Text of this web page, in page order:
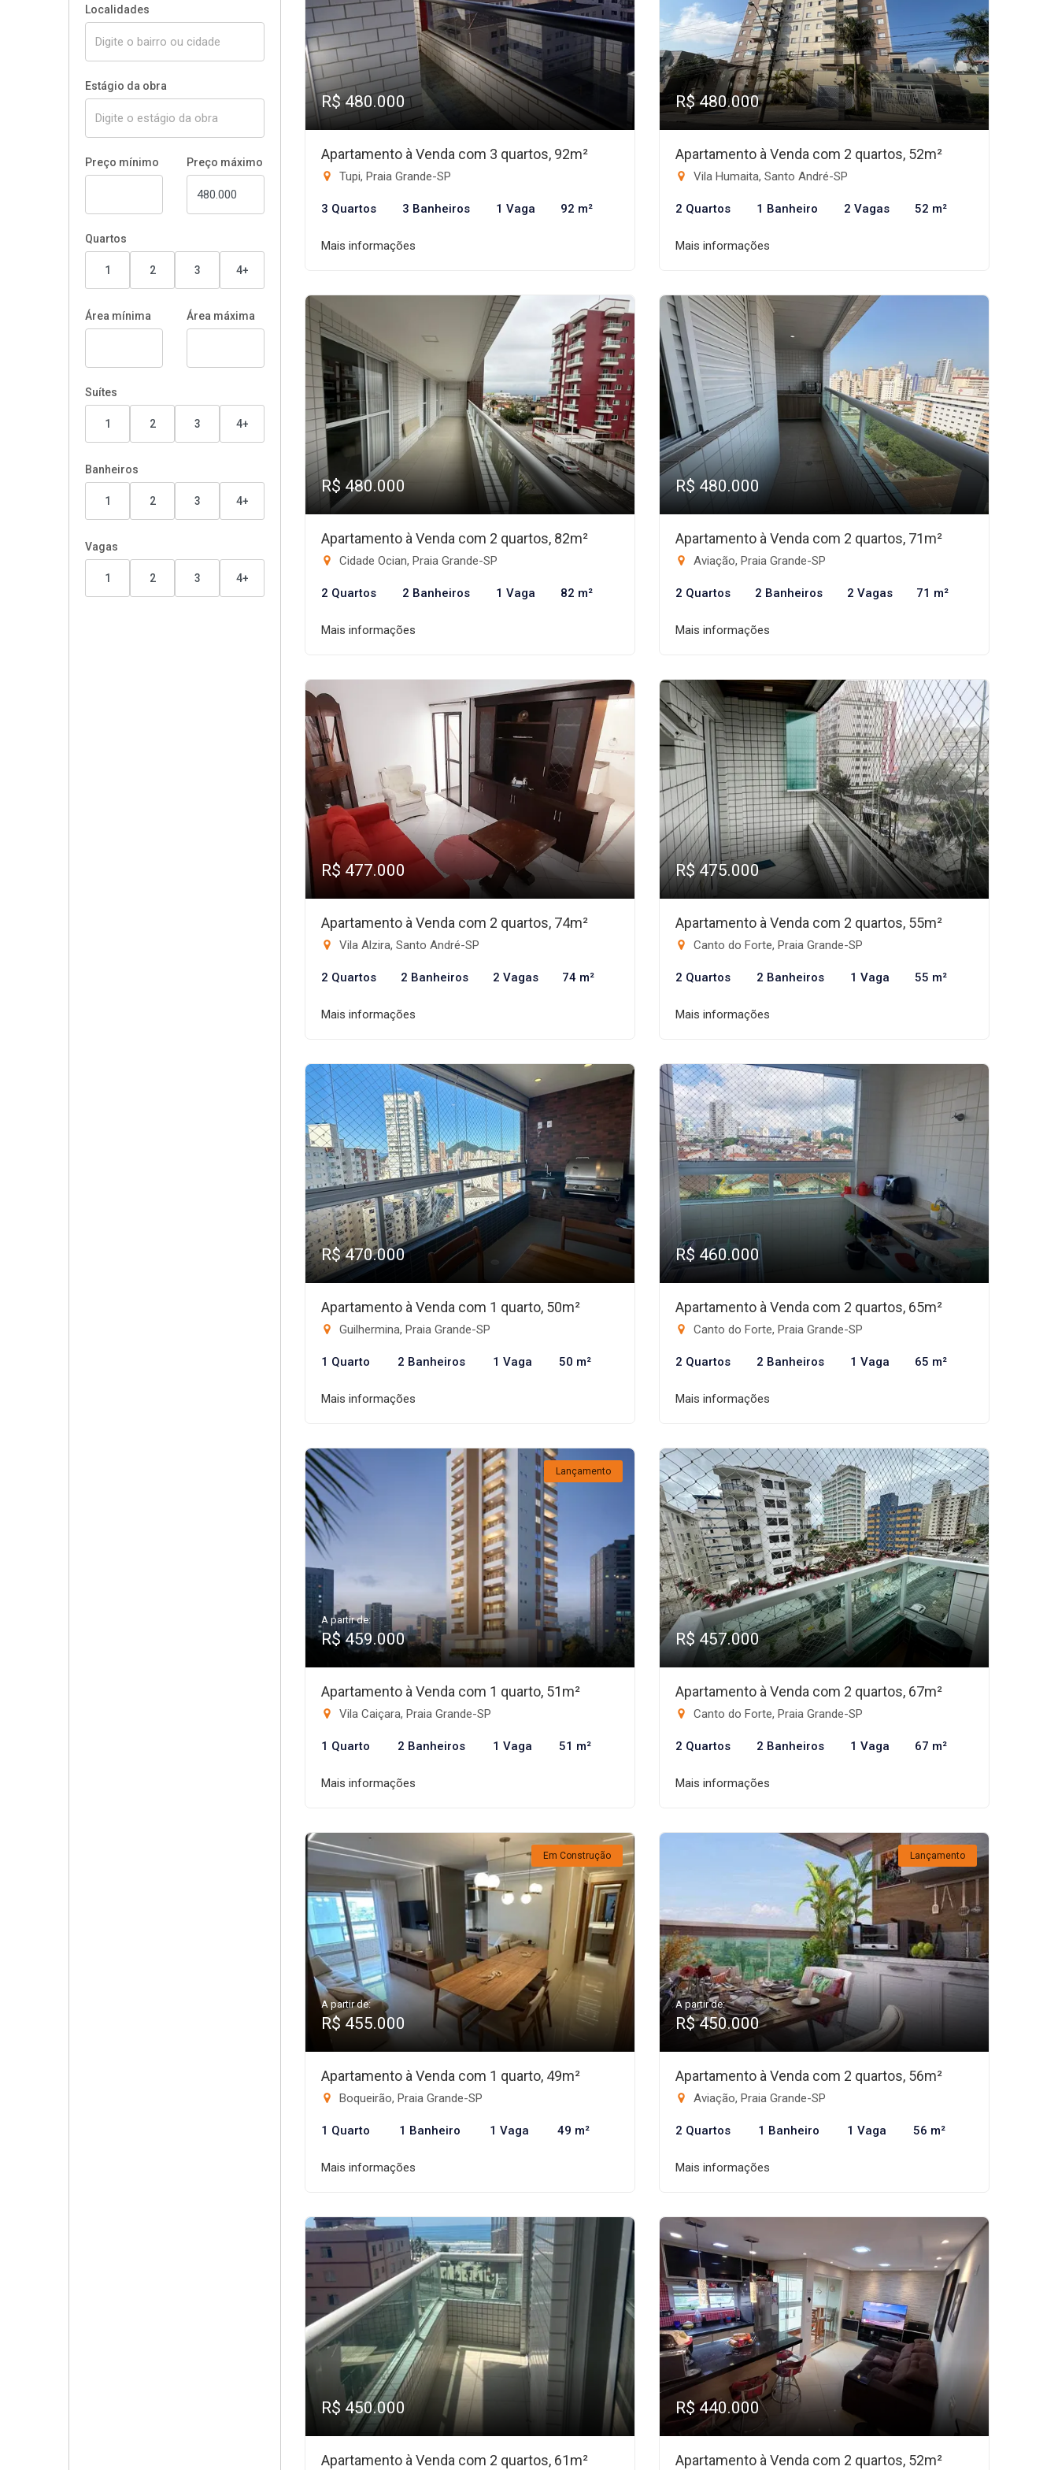
Localidades
Estágio da obra
Preço mínimo Preço máximo
Quartos
1 2 3 4+
Área mínima Área máxima
Suítes
1 2 3 4+
Banheiros
1 2 3 4+
Vagas
1 2 3 4+
R$ 480.000
Apartamento à Venda com 3 quartos, 92m²
Tupi, Praia Grande-SP
3 Quartos 3 Banheiros 1 Vaga 92 m²
Mais informações
R$ 480.000
Apartamento à Venda com 2 quartos, 52m²
Vila Humaita, Santo André-SP
2 Quartos 1 Banheiro 2 Vagas 52 m²
Mais informações
R$ 480.000
Apartamento à Venda com 2 quartos, 82m²
Cidade Ocian, Praia Grande-SP
2 Quartos 2 Banheiros 1 Vaga 82 m²
Mais informações
R$ 480.000
Apartamento à Venda com 2 quartos, 71m²
Aviação, Praia Grande-SP
2 Quartos 2 Banheiros 2 Vagas 71 m²
Mais informações
R$ 477.000
Apartamento à Venda com 2 quartos, 74m²
Vila Alzira, Santo André-SP
2 Quartos 2 Banheiros 2 Vagas 74 m²
Mais informações
R$ 475.000
Apartamento à Venda com 2 quartos, 55m²
Canto do Forte, Praia Grande-SP
2 Quartos 2 Banheiros 1 Vaga 55 m²
Mais informações
R$ 470.000
Apartamento à Venda com 1 quarto, 50m²
Guilhermina, Praia Grande-SP
1 Quarto 2 Banheiros 1 Vaga 50 m²
Mais informações
R$ 460.000
Apartamento à Venda com 2 quartos, 65m²
Canto do Forte, Praia Grande-SP
2 Quartos 2 Banheiros 1 Vaga 65 m²
Mais informações
Lançamento
A partir de:
R$ 459.000
Apartamento à Venda com 1 quarto, 51m²
Vila Caiçara, Praia Grande-SP
1 Quarto 2 Banheiros 1 Vaga 51 m²
Mais informações
R$ 457.000
Apartamento à Venda com 2 quartos, 67m²
Canto do Forte, Praia Grande-SP
2 Quartos 2 Banheiros 1 Vaga 67 m²
Mais informações
Em Construção
A partir de:
R$ 455.000
Apartamento à Venda com 1 quarto, 49m²
Boqueirão, Praia Grande-SP
1 Quarto 1 Banheiro 1 Vaga 49 m²
Mais informações
Lançamento
A partir de:
R$ 450.000
Apartamento à Venda com 2 quartos, 56m²
Aviação, Praia Grande-SP
2 Quartos 1 Banheiro 1 Vaga 56 m²
Mais informações
R$ 450.000
Apartamento à Venda com 2 quartos, 61m²
R$ 440.000
Apartamento à Venda com 2 quartos, 52m²